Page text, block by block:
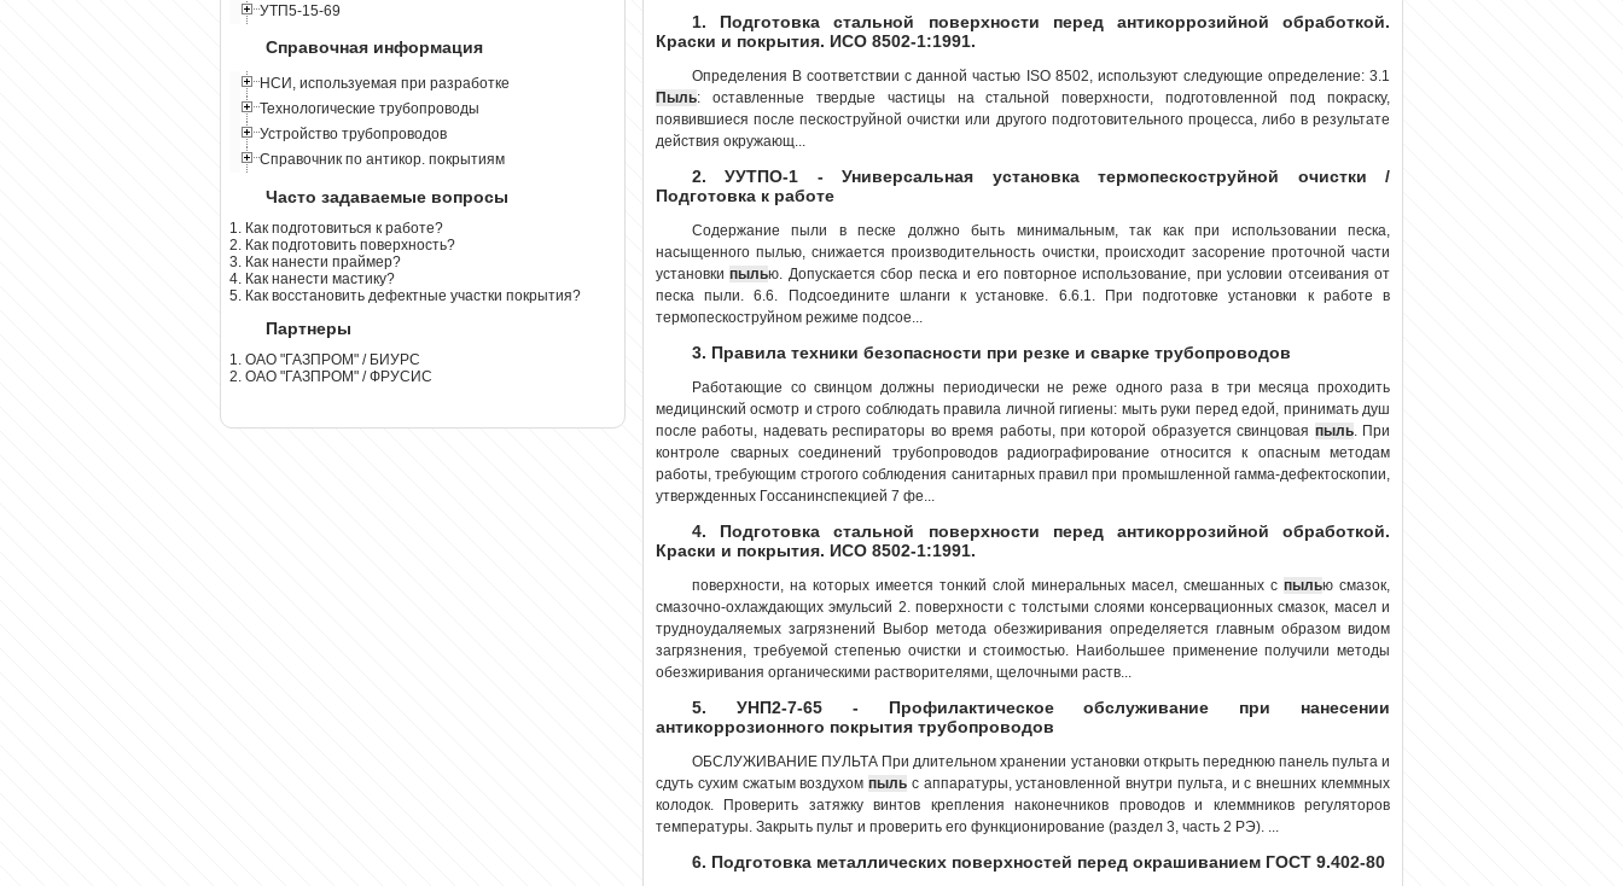
1. Подготовка стальной поверхности перед антикоррозийной обработкой.
Краски и покрытия. ИСО 8502-1:1991.
Определения В соответствии с данной частью ISO 8502, используют следующие определение: 3.1
Пыль: оставленные твердые частицы на стальной поверхности, подготовленной под покраску,
появившиеся после пескоструйной очистки или другого подготовительного процесса, либо в результате
действия окружающ...
2. УУТПО-1 - Универсальная установка термопескоструйной очистки /
Подготовка к работе
Содержание пыли в песке должно быть минимальным, так как при использовании песка,
насыщенного пылью, снижается производительность очистки, происходит засорение проточной части
установкипылью. Допускается сбор песка и его повторное использование, при условии отсеивания от
песка пыли. 6.6. Подсоедините шланги к установке. 6.6.1. При подготовке установки к работе в
термопескоструйном режиме подсое...
3. Правила техники безопасности при резке и сварке трубопроводов
Работающие со свинцом должны периодически не реже одного раза в три месяца проходить
медицинский осмотр и строго соблюдать правила личной гигиены: мыть руки перед едой, принимать душ
после работы, надевать респираторы во время работы, при которой образуется свинцовая пыль. При
контроле сварных соединений трубопроводов радиографирование относится к опасным методам
работы, требующим строгого соблюдения санитарных правил при промышленной гамма-дефектоскопии,
утвержденных Госсанинспекцией 7 фе...
4. Подготовка стальной поверхности перед антикоррозийной обработкой.
Краски и покрытия. ИСО 8502-1:1991.
поверхности, на которых имеется тонкий слой минеральных масел, смешанных с пылью смазок,
смазочно-охлаждающих эмульсий 2. поверхности с толстыми слоями консервационных смазок, масел и
трудноудаляемых загрязнений Выбор метода обезжиривания определяется главным образом видом
загрязнения, требуемой степенью очистки и стоимостью. Наибольшее применение получили методы
обезжиривания органическими растворителями, щелочными раств...
5. УНП2-7-65 - Профилактическое обслуживание при нанесении
антикоррозионного покрытия трубопроводов
ОБСЛУЖИВАНИЕ ПУЛЬТА При длительном хранении установки открыть переднюю панель пульта и
сдуть сухим сжатым воздухомпыль с аппаратуры, установленной внутри пульта, и с внешних клеммных
колодок. Проверить затяжку винтов крепления наконечников проводов и клеммников регуляторов
температуры. Закрыть пульт и проверить его функционирование (раздел 3, часть 2 РЭ). ...
6. Подготовка металлических поверхностей перед окрашиванием ГОСТ 9.402-80
УТП5-15-69
Справочная информация
НСИ, используемая при разработке
Технологические трубопроводы
Устройство трубопроводов
Справочник по антикор. покрытиям
Часто задаваемые вопросы
1. Как подготовиться к работе?
2. Как подготовить поверхность?
3. Как нанести праймер?
4. Как нанести мастику?
5. Как восстановить дефектные участки покрытия?
Партнеры
1. ОАО "ГАЗПРОМ" / БИУРС
2. ОАО "ГАЗПРОМ" / ФРУСИС